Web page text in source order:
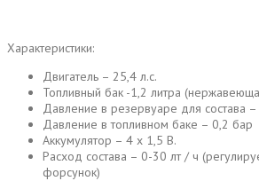
Характеристики:
Двигатель – 25,4 л.с.
Топливный бак -1,2 литра
Давление в резервуаре для состава
Давление в топливном баке – 0,2 бар
Аккумулятор – 4 х 1,5 В.
Расход состава – 0-30 лт / ч
форсунок)